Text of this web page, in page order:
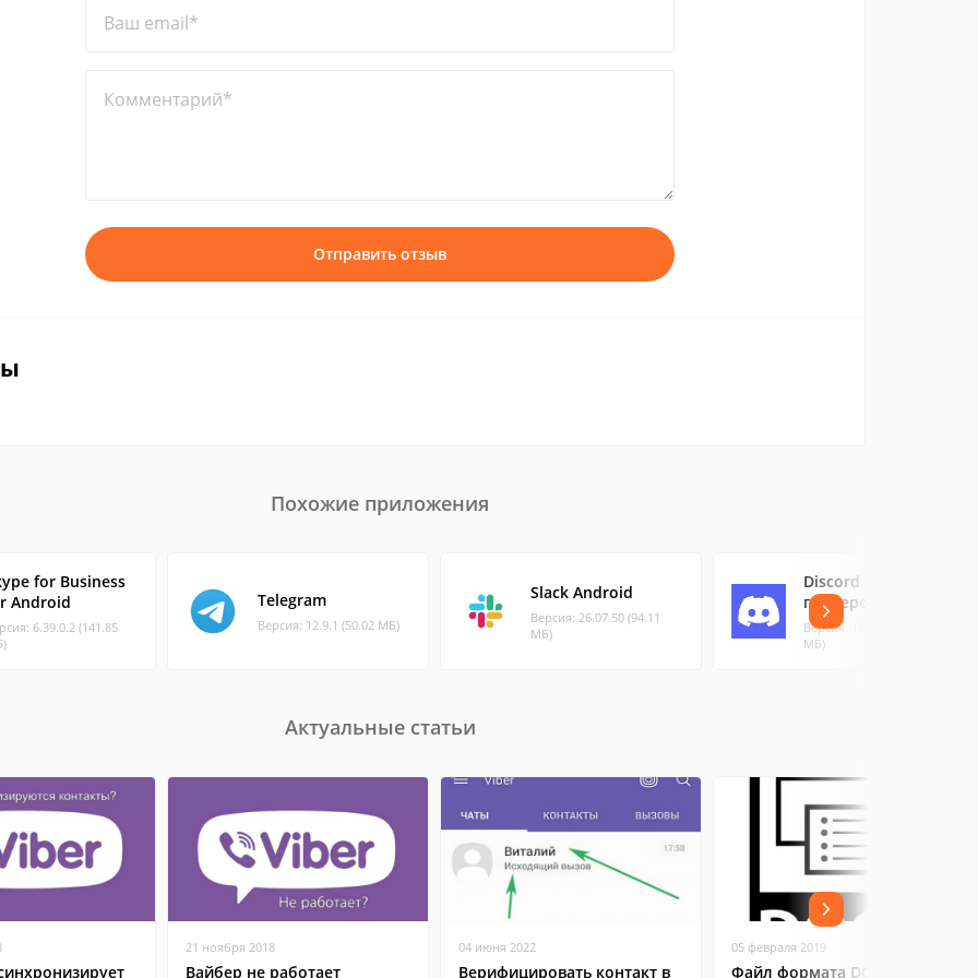
Ваш email*
Комментарий*
Отправить отзыв
Похожие приложения
for Business
Android
6.39.0.2 (141.85
Telegram
Версия: 12.9.1 (50.02 МБ)
Slack Android
Версия: 26.07.50 (94.11
МБ)
Discord - чат для
геймеров
Версия: 186.11 - (228.79
МБ)
Актуальные статьи
21 ноября 2018
Вайбер не работает
04 июня 2022
Верифицировать контакт в
05 февраля 2019
Файл формата DOCX: чем